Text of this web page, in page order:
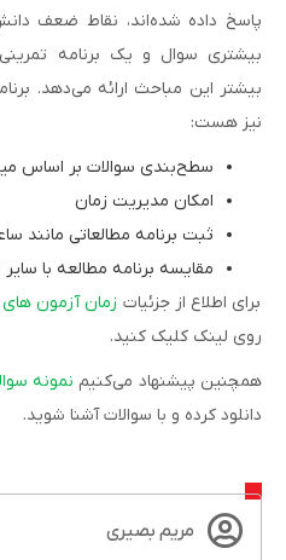
پاسخ داده شده‌اند،‌ نقاط ضعف
بیشتری سوال و یک برنامه
بیشتر این مباحث ارائه می‌دهد.
نیز هست:
سطح‌بندی سوالات بر اساس
امکان مدیریت زمان
ثبت برنامه مطالعاتی مانند
مقایسه برنامه مطالعه با
برای اطلاع از جزئیات زمان آزمون های ورودی 1402-
روی لینک کلیک کنید.
همچنین پیشنهاد می‌کنیم نمونه
دانلود کرده و با سوالات آشنا شوید.
مریم بصیری